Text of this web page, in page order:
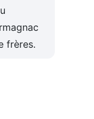
frères.